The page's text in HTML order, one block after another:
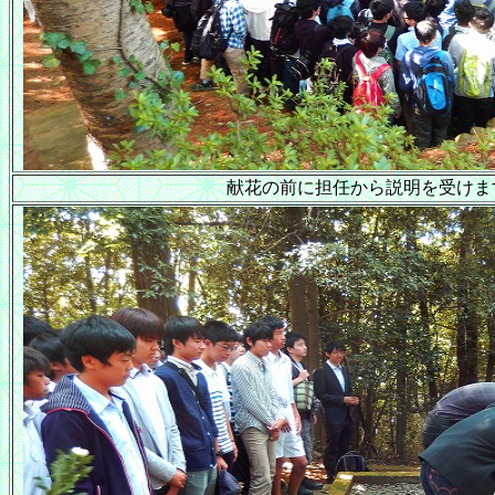
献花の前に担任から説明を受け